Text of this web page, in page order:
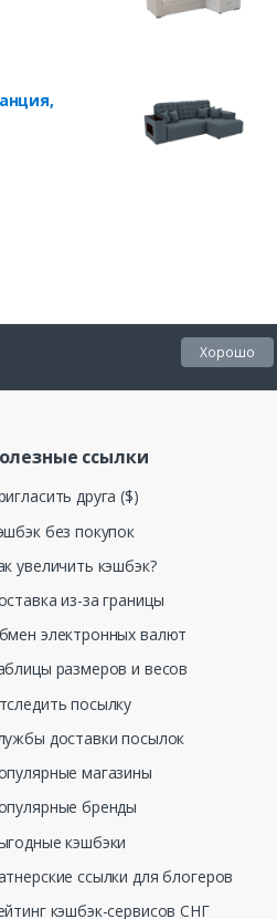
Хорошо
ссылки
друга ($)
без покупок
увеличить кэшбэк?
из-за границы
электронных валют
размеров и весов
посылку
доставки посылок
магазины
бренды
кэшбэки
ссылки для блогеров
кэшбэк-сервисов СНГ